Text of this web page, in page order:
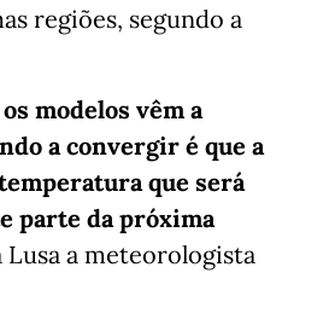
regiões, segundo a
modelos vêm a
a convergir é que a
que será
parte da próxima
Lusa a meteorologista